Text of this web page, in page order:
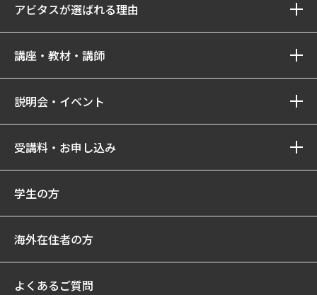
アビタスが選ばれる理由
講座・教材・講師
説明会・イベント
受講料・お申し込み
学生の方
海外在住者の方
よくあるご質問